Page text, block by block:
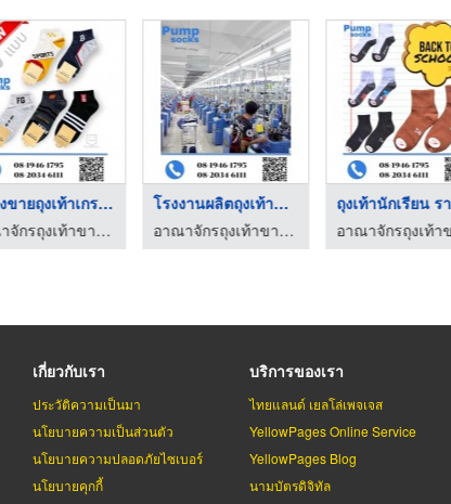
แหล่งขายถุงเท้าเกรดส ...
อาณาจักรถุงเท้าขายส่ง ราคาถูก
โรงงานผลิตถุงเท้าคุณ ...
อาณาจักรถุงเท้าขายส่ง ราคาถูก
เกี่ยวกับเรา
ประวัติความเป็นมา
นโยบายความเป็นส่วนตัว
นโยบายความปลอดภัยไซเบอร์
นโยบายคุกกี้
บริการของเรา
ไทยแลนด์ เยลโล่เพจเจส
YellowPages Online Service
YellowPages Blog
นามบัตรดิจิทัล